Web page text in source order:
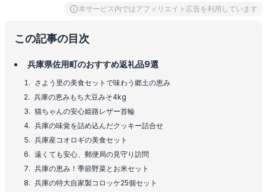
本サービス内ではアフィリエイト広告を利用しています
この記事の目次
兵庫県佐用町のおすすめ返礼品9選
さよう里の美食セットで味わう郷土の恵み
兵庫の恵みもち大豆みそ4kg
猫ちゃんの安心姫路レザー首輪
兵庫の味覚を詰め込んだクッキー詰合せ
兵庫産コオロギの美食セット
遠くても安心、郵便局の見守り訪問
兵庫の恵み！季節野菜とお米セット
兵庫の特大自家製コロッケ25個セット